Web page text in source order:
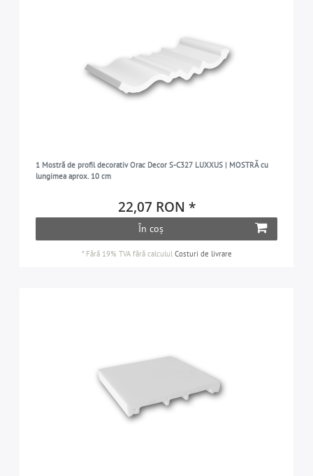
1 Mostră de profil decorativ Orac Decor S-C327 LUXXUS | MOSTRĂ cu
lungimea aprox. 10 cm
22,07 RON *
În coș
* Fără 19% TVAfără calculul Costuri de livrare